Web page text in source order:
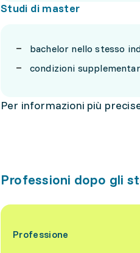
Studi di master
bachelor nello stesso
condizioni
Per informazioni più
Professioni dopo gli
Professione